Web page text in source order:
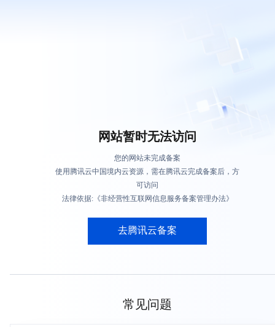
网站暂时无法访问
您的网站未完成备案
使用腾讯云中国境内云资源，需在腾讯云完成备案后，方
可访问
法律依据:《非经营性互联网信息服务备案管理办法》
去腾讯云备案
常见问题